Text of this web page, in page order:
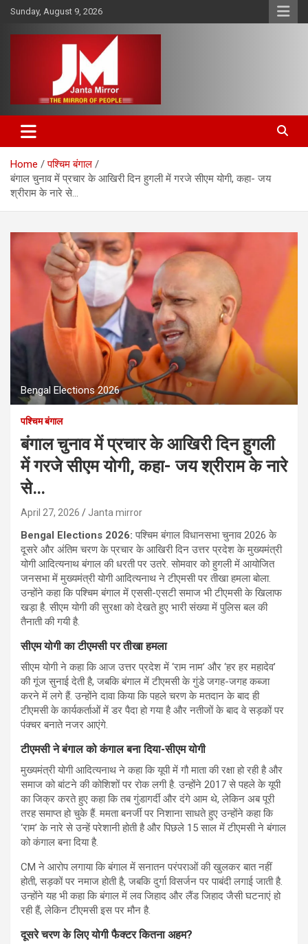
Skip
content
Sunday, August 9, 2026
Janta Mirror
Home
पश्चिम बंगाल
बंगाल चुनाव में प्रचार के आखिरी दिन हुगली में गरजे सीएम योगी, कहा- जय
श्रीराम के नारे से…
Bengal Elections 2026
पश्चिम बंगाल
बंगाल चुनाव में प्रचार के आखिरी दिन हुगली
में गरजे सीएम योगी, कहा- जय श्रीराम के नारे
से…
April 27, 2026 Janta mirror
Bengal Elections 2026:पश्चिम बंगाल विधानसभा चुनाव 2026 के
दूसरे और अंतिम चरण के प्रचार के आखिरी दिन उत्तर प्रदेश के मुख्यमंत्री
योगी आदित्यनाथ बंगाल की धरती पर उतरे. सोमवार को हुगली में आयोजित
जनसभा में मुख्यमंत्री योगी आदित्यनाथ ने टीएमसी पर तीखा हमला बोला.
उन्होंने कहा कि पश्चिम बंगाल में एससी-एसटी समाज भी टीएमसी के खिलाफ
खड़ा है. सीएम योगी की सुरक्षा को देखते हुए भारी संख्या में पुलिस बल की
तैनाती की गयी है.
सीएम योगी का टीएमसी पर तीखा हमला
सीएम योगी ने कहा कि आज उत्तर प्रदेश में ‘राम नाम’ और ‘हर हर महादेव’
की गूंज सुनाई देती है, जबकि बंगाल में टीएमसी के गुंडे जगह-जगह कब्जा
करने में लगे हैं. उन्होंने दावा किया कि पहले चरण के मतदान के बाद ही
टीएमसी के कार्यकर्ताओं में डर पैदा हो गया है और नतीजों के बाद वे सड़कों पर
पंक्चर बनाते नजर आएंगे.
टीएमसी ने बंगाल को कंगाल बना दिया-सीएम योगी
मुख्यमंत्री योगी आदित्यनाथ ने कहा कि यूपी में गौ माता की रक्षा हो रही है और
समाज को बांटने की कोशिशों पर रोक लगी है. उन्होंने 2017 से पहले के यूपी
का जिक्र करते हुए कहा कि तब गुंडागर्दी और दंगे आम थे, लेकिन अब पूरी
तरह समाप्त हो चुके हैं. ममता बनर्जी पर निशाना साधते हुए उन्होंने कहा कि
‘राम’ के नारे से उन्हें परेशानी होती है और पिछले 15 साल में टीएमसी ने बंगाल
को कंगाल बना दिया है.
CM ने आरोप लगाया कि बंगाल में सनातन परंपराओं की खुलकर बात नहीं
होती, सड़कों पर नमाज होती है, जबकि दुर्गा विसर्जन पर पाबंदी लगाई जाती है.
उन्होंने यह भी कहा कि बंगाल में लव जिहाद और लैंड जिहाद जैसी घटनाएं हो
रही हैं, लेकिन टीएमसी इस पर मौन है.
दूसरे चरण के लिए योगी फैक्टर कितना अहम?